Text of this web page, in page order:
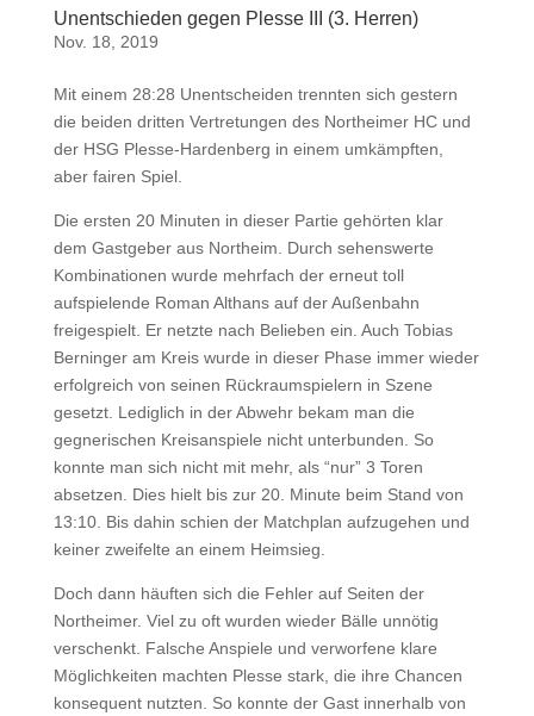
Unentschieden gegen Plesse III (3. Herren)
Nov. 18, 2019
Mit einem 28:28 Unentscheiden trennten sich gestern
die beiden dritten Vertretungen des Northeimer HC und
der HSG Plesse-Hardenberg in einem umkämpften,
aber fairen Spiel.
Die ersten 20 Minuten in dieser Partie gehörten klar
dem Gastgeber aus Northeim. Durch sehenswerte
Kombinationen wurde mehrfach der erneut toll
aufspielende Roman Althans auf der Außenbahn
freigespielt. Er netzte nach Belieben ein. Auch Tobias
Berninger am Kreis wurde in dieser Phase immer wieder
erfolgreich von seinen Rückraumspielern in Szene
gesetzt. Lediglich in der Abwehr bekam man die
gegnerischen Kreisanspiele nicht unterbunden. So
konnte man sich nicht mit mehr, als “nur” 3 Toren
absetzen. Dies hielt bis zur 20. Minute beim Stand von
13:10. Bis dahin schien der Matchplan aufzugehen und
keiner zweifelte an einem Heimsieg.
Doch dann häuften sich die Fehler auf Seiten der
Northeimer. Viel zu oft wurden wieder Bälle unnötig
verschenkt. Falsche Anspiele und verworfene klare
Möglichkeiten machten Plesse stark, die ihre Chancen
konsequent nutzten. So konnte der Gast innerhalb von